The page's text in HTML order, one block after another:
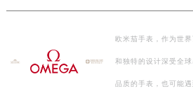
欧米茄手表，作为世
和独特的设计深受全
品质的手表，也可能